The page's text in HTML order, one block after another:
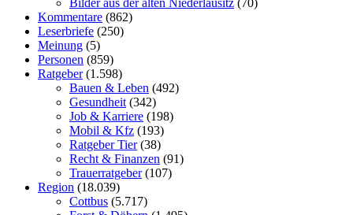
Bilder aus der alten Niederlausitz (70)
Kommentare (862)
Leserbriefe (250)
Meinung (5)
Personen (859)
Ratgeber(1.598)
Bauen & Leben (492)
Gesundheit (342)
Job & Karriere (198)
Mobil & Kfz (193)
Ratgeber Tier(38)
Recht & Finanzen (91)
Trauerratgeber(107)
Region (18.039)
Cottbus (5.717)